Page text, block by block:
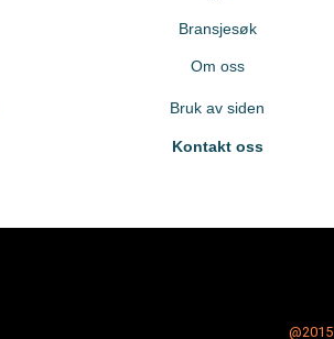
Bransjesøk
Om oss
Bruk av siden
Kontakt oss
@2015